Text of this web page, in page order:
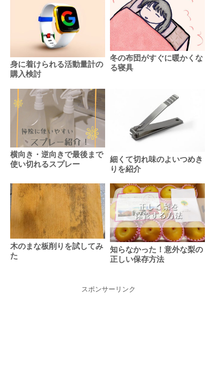
身に着けられる活動量計の
購入検討
冬の布団がすぐに暖かくな
る寝具
横向き・逆向きで最後まで
使い切れるスプレー
細くて切れ味のよいつめき
りを紹介
木のまな板削りを試してみ
た
知らなかった！意外な梨の
正しい保存方法
スポンサーリンク